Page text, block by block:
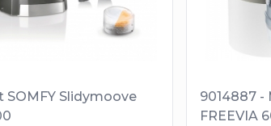
SOMFY Slidymoove
9014887 -
FREEVIA